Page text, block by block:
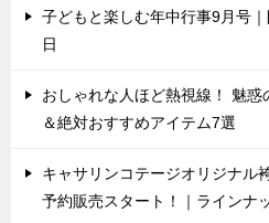
子どもと楽しむ年中行事9月号
日
おしゃれな人ほど熱視線！ 魅
＆絶対おすすめアイテム7選
キャサリンコテージオリジナル
予約販売スタート！｜ラインナ